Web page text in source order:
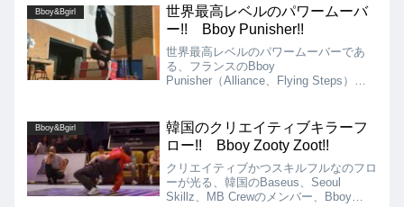
Leadmos）を紹介!!
Bboy&Bgirl
世界最高レベルのパワームーバ
ー!! Bboy Punisher!!
世界最高レベルのパワームーバーであ
る、フランスのBboy
Punisher（Alliance、Flying Steps）を
ベルをネクストレベルに引き上げたとも
言えます!!
Bboy&Bgirl
韓国のクリエイティブキラーフ
ロー!! Bboy Zooty Zoot!!
クリエイティブかつスキルフルなのフロ
ーが光る、韓国のBaseus、Seoul
Skillz、MB Crewのメンバー、Bboy